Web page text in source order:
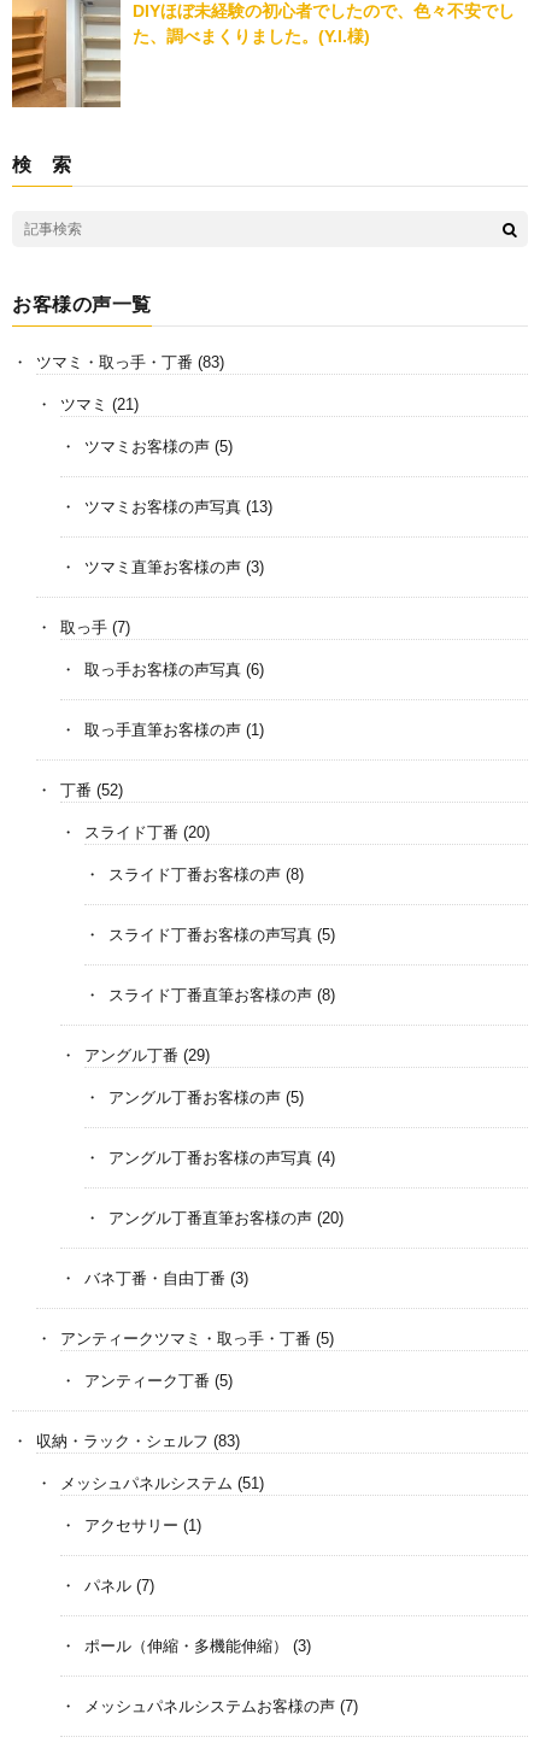
DIYほぼ未経験の初心者でしたので、色々不安でし
た、調べまくりました。(Y.I.様)
検 索
お客様の声一覧
ツマミ・取っ手・丁番 (83)
ツマミ (21)
ツマミお客様の声 (5)
ツマミお客様の声写真 (13)
ツマミ直筆お客様の声 (3)
取っ手 (7)
取っ手お客様の声写真 (6)
取っ手直筆お客様の声 (1)
丁番 (52)
スライド丁番 (20)
スライド丁番お客様の声 (8)
スライド丁番お客様の声写真 (5)
スライド丁番直筆お客様の声 (8)
アングル丁番 (29)
アングル丁番お客様の声 (5)
アングル丁番お客様の声写真 (4)
アングル丁番直筆お客様の声 (20)
バネ丁番・自由丁番 (3)
アンティークツマミ・取っ手・丁番 (5)
アンティーク丁番 (5)
収納・ラック・シェルフ (83)
メッシュパネルシステム (51)
アクセサリー (1)
パネル (7)
ポール（伸縮・多機能伸縮） (3)
メッシュパネルシステムお客様の声 (7)